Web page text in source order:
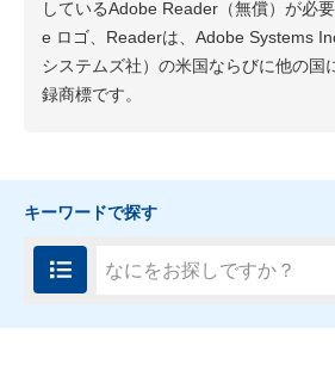
しているAdobe Reader（無償）が必
e ロゴ、Readerは、Adobe Systems
システムズ社）の米国ならびに他の国
録商標です。
キーワードで探す